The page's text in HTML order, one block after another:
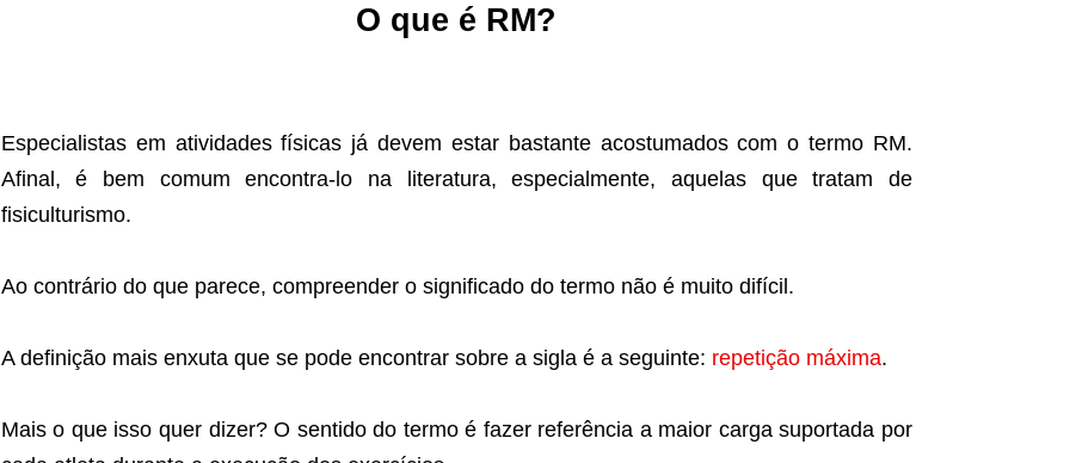
O que é RM?
Especialistas em atividades físicas já devem estar bastante acostumados com o termo RM.
Afinal, é bem comum encontra-lo na literatura, especialmente, aquelas que tratam de
fisiculturismo.
Ao contrário do que parece, compreender o significado do termo não é muito difícil.
A definição mais enxuta que se pode encontrar sobre a sigla é a seguinte: repetição máxima.
Mais o que isso quer dizer? O sentido do termo é fazer referência a maior carga suportada por